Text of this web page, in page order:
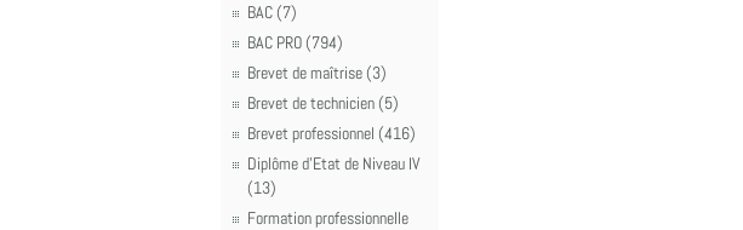
BAC (7)
BAC PRO (794)
Brevet de maîtrise (3)
Brevet de technicien (5)
Brevet professionnel (416)
Diplôme d'Etat de Niveau IV
(13)
Formation professionnelle